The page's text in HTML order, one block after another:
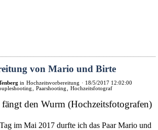
von Mario und Birte
in Hochzeitsvorbereitung · 18/5/2017 12:02:00
Paarshooting Hochzeitsfotograf
den Wurm (Hochzeitsfotografen)
im Mai 2017 durfte ich das Paar Mario und